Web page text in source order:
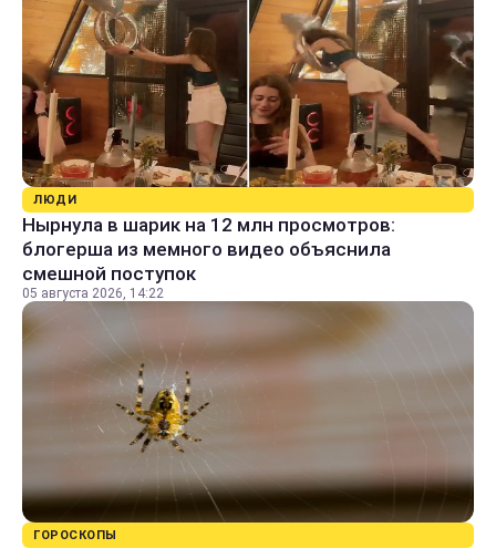
ЛЮДИ
Нырнула в шарик на 12 млн просмотров:
блогерша из мемного видео объяснила
смешной поступок
05 августа 2026, 14:22
ГОРОСКОПЫ